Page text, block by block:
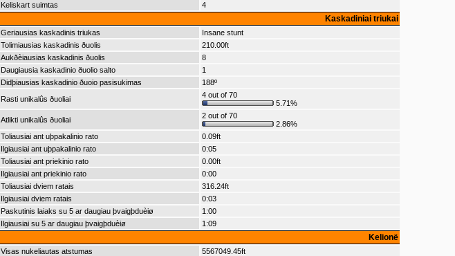
Keliskart suimtas
4
Kaskadiniai triukai
Geriausias kaskadinis triukas
Insane stunt
Tolimiausias kaskadinis ðuolis
210.00ft
Aukðèiausias kaskadinis ðuolis
8
Daugiausia kaskadinio ðuolio salto
1
Didþiausias kaskadinio ðuoio pasisukimas
188º
Rasti unikalûs ðuoliai
4 out of 70
5.71%
Atlikti unikalûs ðuoliai
2 out of 70
2.86%
Toliausiai ant uþpakalinio rato
0.09ft
Ilgiausiai ant uþpakalinio rato
0:05
Toliausiai ant priekinio rato
0.00ft
Ilgiausiai ant priekinio rato
0:00
Toliausiai dviem ratais
316.24ft
Ilgiausiai dviem ratais
0:03
Paskutinis laiaks su 5 ar daugiau þvaigþduèiø
1:00
Ilgiausiai su 5 ar daugiau þvaigþduèiø
1:09
Kelionë
Visas nukeliautas atstumas
5567049.45ft